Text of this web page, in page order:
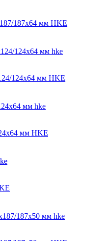
187x64 мм HKE
124x64 мм HKE
мм HKE